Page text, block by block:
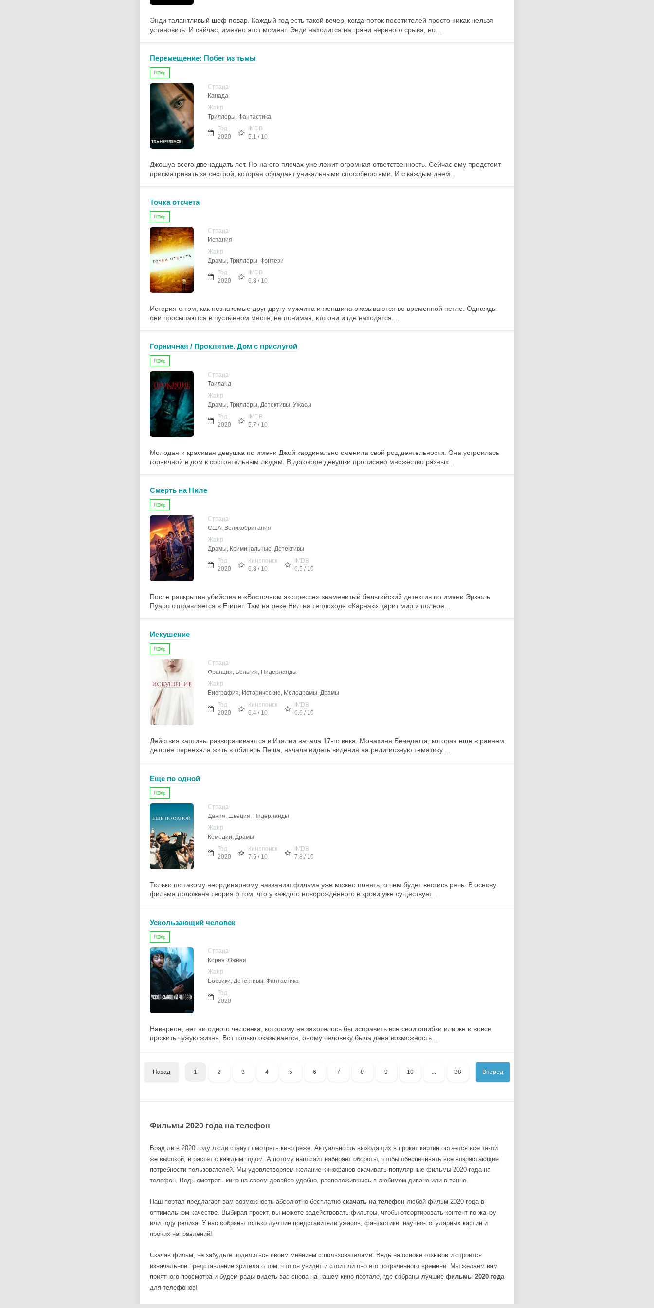
Энди талантливый шеф повар. Каждый год есть такой вечер, когда поток посетителей просто никак нельзя
установить. И сейчас, именно этот момент. Энди находится на грани нервного срыва, но...
Перемещение: Побег из тьмы
HDrip
Страна
Канада
Жанр
Триллеры, Фантастика
Год
2020
IMDB
5.1 / 10
Джошуа всего двенадцать лет. Но на его плечах уже лежит огромная ответственность. Сейчас ему предстоит
присматривать за сестрой, которая обладает уникальными способностями. И с каждым днем...
Точка отсчета
HDrip
Страна
Испания
Жанр
Драмы, Триллеры, Фэнтези
Год
2020
IMDB
6.8 / 10
История о том, как незнакомые друг другу мужчина и женщина оказываются во временной петле. Однажды
они просыпаются в пустынном месте, не понимая, кто они и где находятся....
Горничная / Проклятие. Дом с прислугой
HDrip
Страна
Таиланд
Жанр
Драмы, Триллеры, Детективы, Ужасы
Год
2020
IMDB
5.7 / 10
Молодая и красивая девушка по имени Джой кардинально сменила свой род деятельности. Она устроилась
горничной в дом к состоятельным людям. В договоре девушки прописано множество разных...
Смерть на Ниле
HDrip
Страна
США, Великобритания
Жанр
Драмы, Криминальные, Детективы
Год
2020
Кинопоиск
6.8 / 10
IMDB
6.5 / 10
После раскрытия убийства в «Восточном экспрессе» знаменитый бельгийский детектив по имени Эркюль
Пуаро отправляется в Египет. Там на реке Нил на теплоходе «Карнак» царит мир и полное...
Искушение
HDrip
Страна
Франция, Бельгия, Нидерланды
Жанр
Биография, Исторические, Мелодрамы, Драмы
Год
2020
Кинопоиск
6.4 / 10
IMDB
6.6 / 10
Действия картины разворачиваются в Италии начала 17-го века. Монахиня Бенедетта, которая еще в раннем
детстве переехала жить в обитель Пеша, начала видеть видения на религиозную тематику....
Еще по одной
HDrip
Страна
Дания, Швеция, Нидерланды
Жанр
Комедии, Драмы
Год
2020
Кинопоиск
7.5 / 10
IMDB
7.8 / 10
Только по такому неординарному названию фильма уже можно понять, о чем будет вестись речь. В основу
фильма положена теория о том, что у каждого новорождённого в крови уже существует...
Ускользающий человек
HDrip
Страна
Корея Южная
Жанр
Боевики, Детективы, Фантастика
Год
2020
Наверное, нет ни одного человека, которому не захотелось бы исправить все свои ошибки или же и вовсе
прожить чужую жизнь. Вот только оказывается, оному человеку была дана возможность...
Назад 1 2 3 4 5 6 7 8 9 10 ... 38 Вперед
Фильмы 2020 года на телефон
Вряд ли в 2020 году люди станут смотреть кино реже. Актуальность выходящих в прокат картин остается все такой
же высокой, и растет с каждым годом. А потому наш сайт набирает обороты, чтобы обеспечивать все возрастающие
потребности пользователей. Мы удовлетворяем желание кинофанов скачивать популярные фильмы 2020 года на
телефон. Ведь смотреть кино на своем девайсе удобно, расположившись в любимом диване или в ванне.
Наш портал предлагает вам возможность абсолютно бесплатно скачать на телефон любой фильм 2020 года в
оптимальном качестве. Выбирая проект, вы можете задействовать фильтры, чтобы отсортировать контент по жанру
или году релиза. У нас собраны только лучшие представители ужасов, фантастики, научно-популярных картин и
прочих направлений!
Скачав фильм, не забудьте поделиться своим мнением с пользователями. Ведь на основе отзывов и строится
изначальное представление зрителя о том, что он увидит и стоит ли оно его потраченного времени. Мы желаем вам
приятного просмотра и будем рады видеть вас снова на нашем кино-портале, где собраны лучшие фильмы 2020 года
для телефонов!